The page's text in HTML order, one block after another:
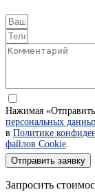
Нажимая «Отправить
персональных
в Политике
файлов Cookie.
Отправить заявку
Запросить